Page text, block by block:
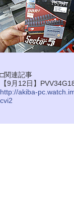
□関連記事
【9月12日】
http://akiba-
cvi2